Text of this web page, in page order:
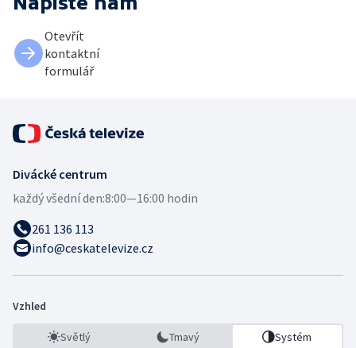
Otevřít
kontaktní
formulář
Divácké centrum
každý všední den:8:00—16:00 hodin
261 136 113
info@ceskatelevize.cz
Vzhled
Světlý Tmavý Systém